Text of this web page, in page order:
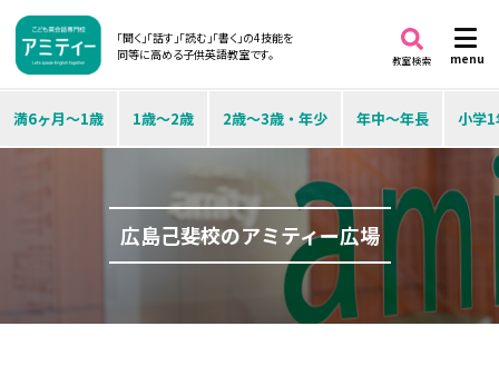
「聞く」「話す」「読む」「書く」の4技能を
同等に高める子供英語教室です。
menu
教室検索
満6ヶ月～1歳 1歳～2歳 2歳～3歳・年少 年中～年長 小学
広島己斐校のアミティー広場